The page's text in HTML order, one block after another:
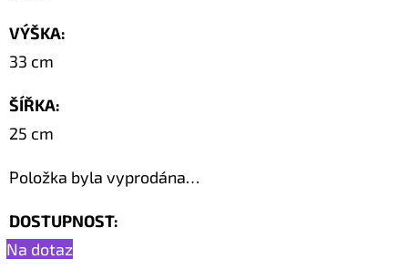
VÝŠKA:
33 cm
ŠÍŘKA:
25 cm
Položka byla vyprodána…
DOSTUPNOST:
Na dotaz